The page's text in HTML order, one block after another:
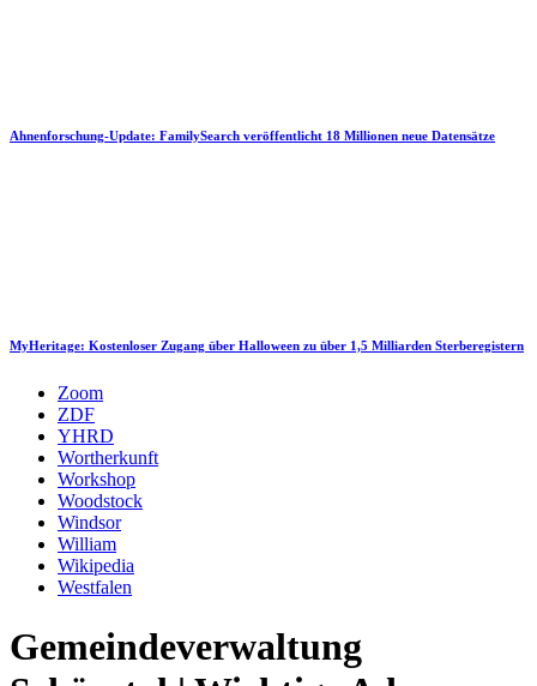
Ahnenforschung-Update: FamilySearch veröffentlicht 18 Millionen neue Datensätze
MyHeritage: Kostenloser Zugang über Halloween zu über 1,5 Milliarden Sterberegistern
Zoom
ZDF
YHRD
Wortherkunft
Workshop
Woodstock
Windsor
William
Wikipedia
Westfalen
Gemeindeverwaltung